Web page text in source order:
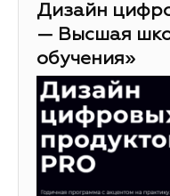
Дизайн
— Высшая
обучения»